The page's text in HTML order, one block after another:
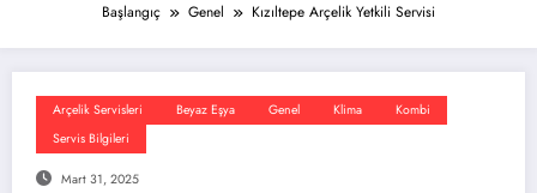
Başlangıç Genel Kızıltepe Arçelik Yetkili Servisi
Arçelik Servisleri Beyaz Eşya Genel Klima
Kombi
Servis Bilgileri
Mart 31, 2025